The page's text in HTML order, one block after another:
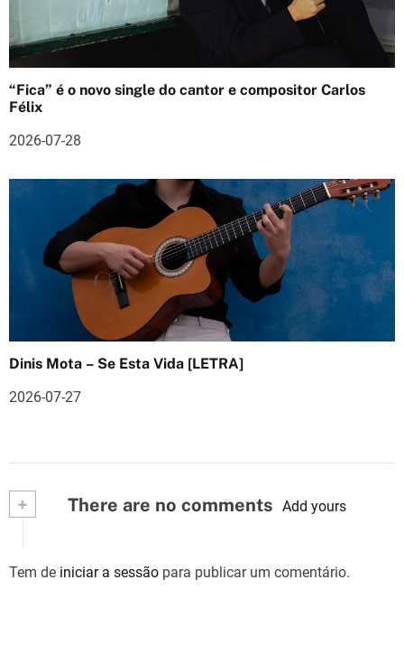
o
s
“Fica” é o novo single do cantor e compositor Carlos
Félix
2026-07-28
Dinis Mota – Se Esta Vida [LETRA]
2026-07-27
+ There are no comments Add yours
Tem de iniciar a sessão para publicar um comentário.